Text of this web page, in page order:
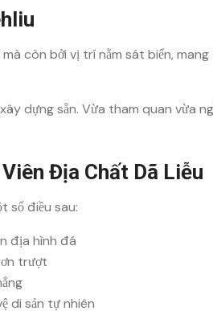
còn bởi vị trí nằm sát biển,
dựng sẵn. Vừa tham quan vừa
Địa Chất Dã Liễu
số điều sau:
địa hình đá
trượt
di sản tự nhiên